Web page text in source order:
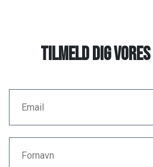
Tilmeld dig
Email
Fornavn